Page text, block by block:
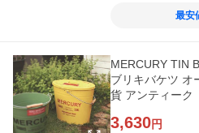
最安
MERCURY TIN
ブリキバケツ オ
貨 アンティーク
3,630円